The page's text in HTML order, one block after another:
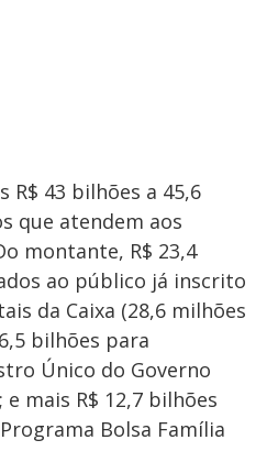
R$ 43 bilhões a 45,6
que atendem aos
montante, R$ 23,4
ao público já inscrito
da Caixa (28,6 milhões
bilhões para
Único do Governo
e mais R$ 12,7 bilhões
Bolsa Família